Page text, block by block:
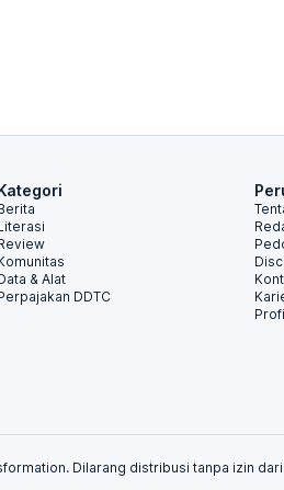
& Alat
DDTC
Dilarang distribusi tanpa izin dari